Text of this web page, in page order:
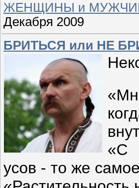
ЖЕНЩИНЫ и
Декабря 2009
БРИТЬСЯ или НЕ
«С
усов - то же